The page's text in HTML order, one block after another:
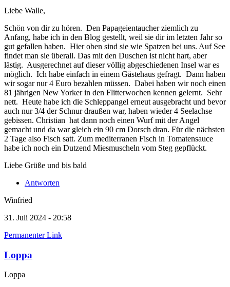
Liebe Walle,
Schön von dir zu hören. Den Papageientaucher ziemlich zu
Anfang, habe ich in den Blog gestellt, weil sie dir im letzten Jahr so
gut gefallen haben. Hier oben sind sie wie Spatzen bei uns. Auf See
findet man sie überall. Das mit den Duschen ist nicht hart, aber
lästig. Ausgerechnet auf dieser völlig abgeschiedenen Insel war es
möglich. Ich habe einfach in einem Gästehaus gefragt. Dann haben
wir sogar nur 4 Euro bezahlen müssen. Dabei haben wir noch einen
81 jährigen New Yorker in den Flitterwochen kennen gelernt. Sehr
nett. Heute habe ich die Schleppangel erneut ausgebracht und bevor
auch nur 3/4 der Schnur draußen war, haben wieder 4 Seelachse
gebissen. Christian hat dann noch einen Wurf mit der Angel
gemacht und da war gleich ein 90 cm Dorsch dran. Für die nächsten
2 Tage also Fisch satt. Zum mediterranen Fisch in Tomatensauce
habe ich noch ein Dutzend Miesmuscheln vom Steg gepflückt.
Liebe Grüße und bis bald
Antworten
Winfried
31. Juli 2024 - 20:58
Permanenter Link
Loppa
Loppa